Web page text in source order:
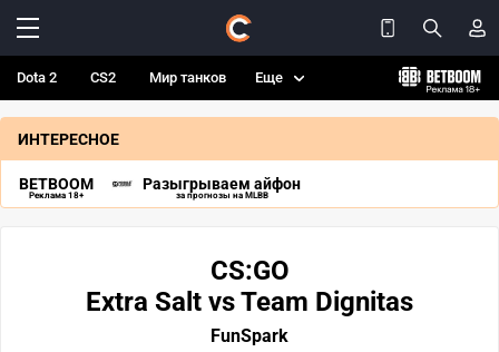
Dota 2 CS2 Мир танков Еще
ИНТЕРЕСНОЕ
BETBOOM
Реклама 18+
Разыгрываем айфон
за прогнозы на MLBB
CS:GO
Extra Salt vs Team Dignitas
FunSpark